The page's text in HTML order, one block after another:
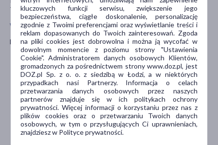
77492, CI 77499, Tetrapeptide-21, Tin Oxide, Parfum.
Właściwości
Bioliq Pro, intesywne serum pod oczy
Działa intensywnie nawilżająco.
Uelastycznia skórę.
Niweluje widoczne zmarszczki oraz oznaki zmęczenia
(cienie, worki pod oczami).
Delikatny pigment sprawia, że skóra zostaje delikatnie
rozjaśniona i rozświetlona.
Aplikator w delikatny sposób masuje i chłodzi skórę wokół
oczu.
Efekty widoczne są już po pierwszym zastosowaniu
kluczowych funkcji serwisu, zwiększenie jego
bezpieczeństwa, ciągłe doskonalenie, personalizację
zgodnie z Twoimi preferencjami oraz wyświetlanie treści i
reklam dopasowanych do Twoich zainteresowań. Zgoda
na pliki cookies jest dobrowolna i można ją wycofać w
dowolnym momencie z poziomu strony "Ustawienia
Cookie". Administratorem danych osobowych Klientów,
gromadzonych za pośrednictwem strony www.doz.pl, jest
DOZ.pl Sp. z o. o. z siedzibą w Łodzi, a w niektórych
przypadkach nasi Partnerzy. Informacja o celach
przetwarzania danych osobowych przez naszych
partnerów znajduje się w ich politykach ochrony
prywatności. Więcej informacji o korzystaniu przez nas z
plików cookies oraz o przetwarzaniu Twoich danych
osobowych, w tym o przysługujących Ci uprawnieniach,
znajdziesz w Polityce prywatności.